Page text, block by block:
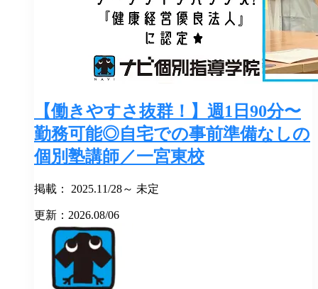
【働きやすさ抜群！】週1日90分〜
勤務可能◎自宅での事前準備なしの
個別塾講師／一宮東校
掲載： 2025.11/28～ 未定
更新：2026.08/06